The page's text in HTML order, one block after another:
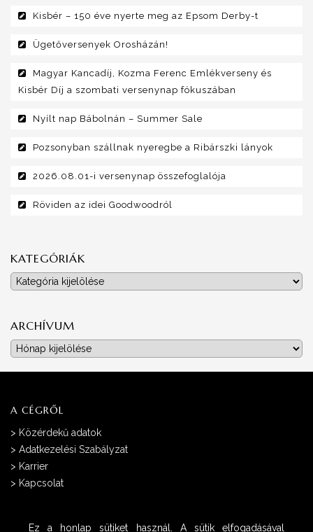
Kisbér – 150 éve nyerte meg az Epsom Derby-t
Ügetőversenyek Orosházán!
Magyar Kancadíj, Kozma Ferenc Emlékverseny és
Kisbér Díj a szombati versenynap fókuszában
Nyílt nap Bábolnán – Summer Sale
Pozsonyban szállnak nyeregbe a Ribárszki lányok
2026.08.01-i versenynap összefoglalója
Röviden az idei Goodwoodról
KATEGÓRIÁK
Kategóriák
ARCHÍVUM
Archívum
A CÉGRŐL
> Közérdekű adatok
> Adatkezelési Szabályzat
> Karrier
> Kapcsolat
Ez a honlap sütiket használ. A sütik elfogadásával